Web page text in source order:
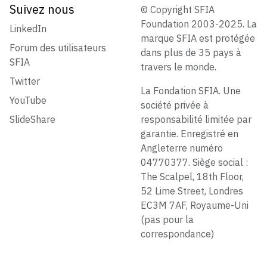
Suivez nous
LinkedIn
Forum des utilisateurs
SFIA
Twitter
YouTube
SlideShare
© Copyright SFIA
Foundation 2003-2025. La
marque SFIA est protégée
dans plus de 35 pays à
travers le monde.
La Fondation SFIA. Une
société privée à
responsabilité limitée par
garantie. Enregistré en
Angleterre numéro
04770377. Siège social :
The Scalpel, 18th Floor,
52 Lime Street, Londres
EC3M 7AF, Royaume-Uni
(pas pour la
correspondance)